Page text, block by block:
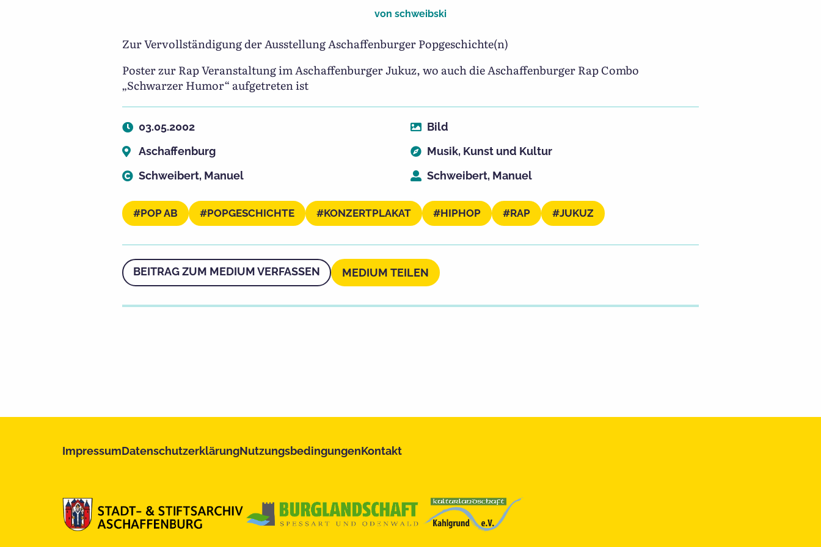
von schweibski
Zur Vervollständigung der Ausstellung Aschaffenburger Popgeschichte(n)
Poster zur Rap Veranstaltung im Aschaffenburger Jukuz, wo auch die Aschaffenburger Rap Combo
„Schwarzer Humor“ aufgetreten ist
03.05.2002
Aschaffenburg
Bild
Musik, Kunst und Kultur
Schweibert, Manuel
Schweibert, Manuel
POP AB POPGESCHICHTE KONZERTPLAKAT HIPHOP RAP JUKUZ
BEITRAG ZUM MEDIUM VERFASSEN MEDIUM TEILEN
ImpressumDatenschutzerklärungNutzungsbedingungenKontakt